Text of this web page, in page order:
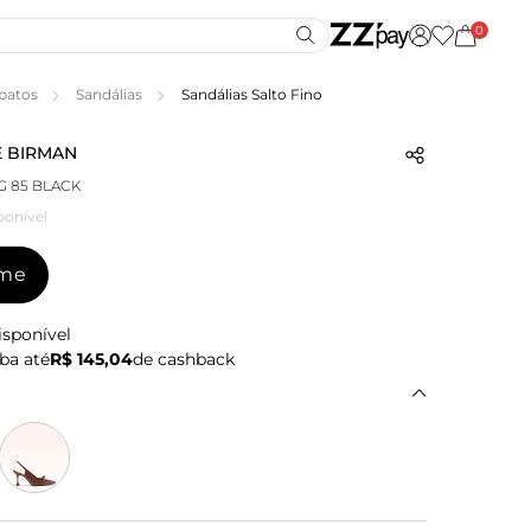
0
Sandálias Sandálias Salto Fino
BIRMAN
85 BLACK
atéR$ 145,04de cashback